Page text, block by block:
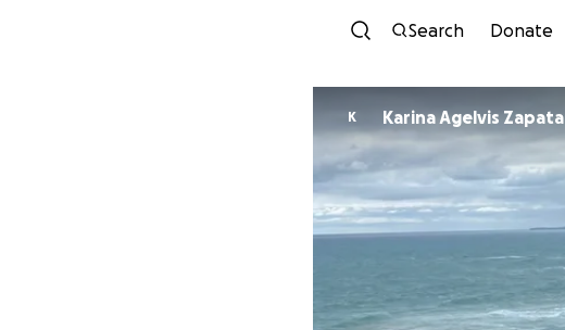
Search Donate
K Karina Agelvis Zapata